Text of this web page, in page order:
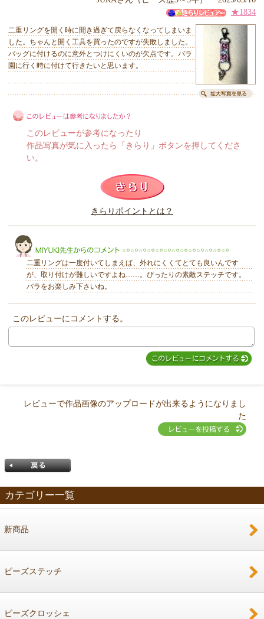
★1834
二重リングを開く時に開き過ぎて戻らなくなってしまいま
した。ちゃんと開く工具を買ったのですが失敗しました。
バッグに付けるのに意外とつけにくいのが欠点です。バラ
園に行く時に付けて行きたいと思います。
このレビューは参考になりましたか？
このレビューが参考になったり
作品写真が気に入ったら「きらり」ボタンを押してくださ
い。
きらりポイントとは？
MIYUKI先生からのコメント
二重リングは一度付いてしまえば、外れにくくてとても良いんです
が、取り付けが難しいですよね……。ぴったりの素敵ステッチです。
バラをお楽しみ下さいね。
このレビューにコメントする。
レビューで作品画像のアップロードが出来るようになりまし
た
カテゴリー一覧
新商品
ビーズステッチ
ビーズクロッシェ